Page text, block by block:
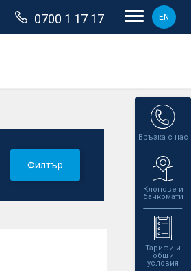
0700 1 17 17 EN
Връзка с нас
Клонове и
банкомати
Тарифи и
общи
условия
Филтър